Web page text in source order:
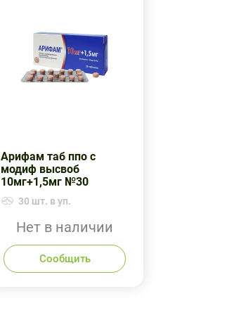
Арифам таб ппо с
модиф высвоб
10мг+1,5мг №30
30 шт. в уп.
Нет в наличии
Сообщить